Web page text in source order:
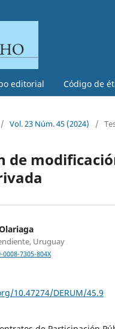
editorial Código de
/ Vol. 23 Núm. 45 (2024) /
de
Uruguay
7305-804X
10.47274/DERUM/45.9